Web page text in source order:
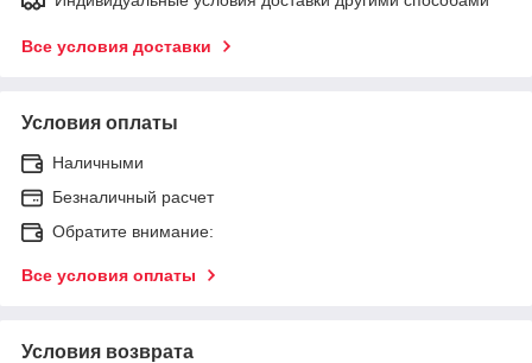
Все условия доставки
Условия оплаты
Наличными
Безналичный расчет
Обратите внимание:
Все условия оплаты
Условия возврата